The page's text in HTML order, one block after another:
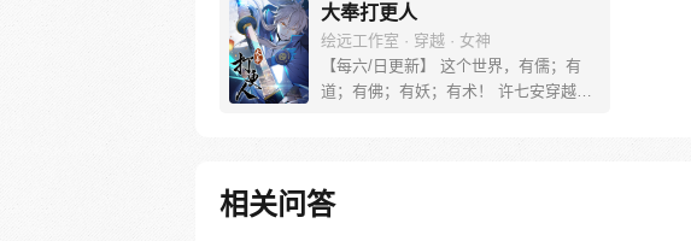
大奉打更人
绘远工作室 · 穿越 · 女神
【每六/日更新】 这个世界，有儒；有
道；有佛；有妖；有术！ 许七安穿越醒
放边陲？！ 他起初的梦想只是自保，顺
果…… 改编自阅文集团作者卖报小郎君
同名小说 QQ群号：799493374
相关问答